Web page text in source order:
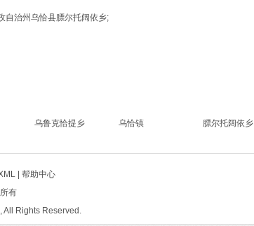
自治州乌恰县膘尔托阔依乡;
乌鲁克恰提乡 乌恰镇 膘尔托阔依乡
| 帮助中心
有
All Rights Reserved.